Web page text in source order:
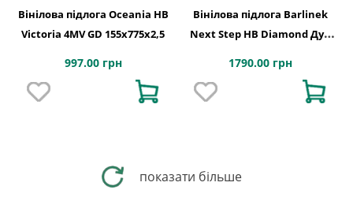
Вінілова підлога Oceania HB
Victoria 4MV GD 155x775x2,5
997.00 грн
Вінілова підлога Barlinek
Next Step HB Diamond Дуб
1790.00 грн
показати більше